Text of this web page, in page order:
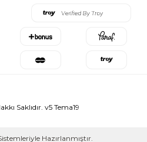
Saklıdır. v5 Tema19
Hazırlanmıştır.